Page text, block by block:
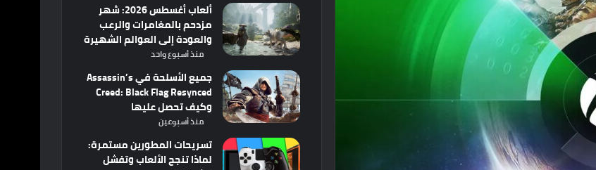
ألعاب أغسطس 2026: شهر
مزدحم بالمغامرات والرعب
والعودة إلى العوالم الشهيرة
منذ أسبوع واحد
جميع الأسلحة في Assassin’s
Creed: Black Flag Resynced
وكيف تحصل عليها
منذ أسبوعين
تسريحات المطورين مستمرة:
لماذا تنجح الألعاب وتفشل